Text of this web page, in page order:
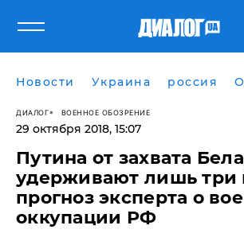
Новости Украина россия
ДИАЛОГ ВОЕННОЕ ОБОЗРЕНИЕ
29 октября 2018, 15:07
Путина от захвата
удерживают лишь три
прогноз эксперта о
оккупации РФ